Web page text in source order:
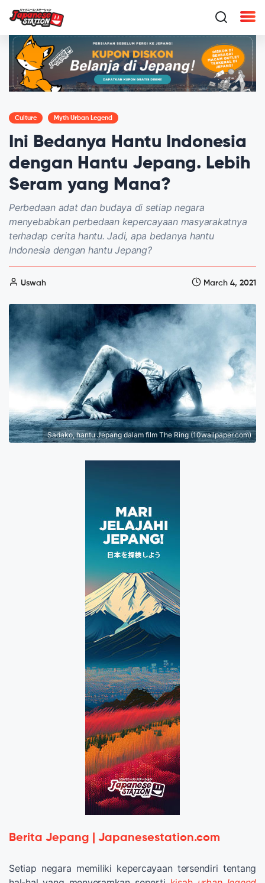
Culture Myth Urban Legend
Ini Bedanya Hantu Indonesia
dengan Hantu Jepang. Lebih
Seram yang Mana?
Perbedaan adat dan budaya di setiap negara
menyebabkan perbedaan kepercayaan masyarakatnya
terhadap cerita hantu. Jadi, apa bedanya hantu
Indonesia dengan hantu Jepang?
Uswah March 4, 2021
Sadako, hantu Jepang dalam film The Ring (10wallpaper.com)
Berita Jepang | Japanesestation.com
Setiap negara memiliki kepercayaan tersendiri tentang